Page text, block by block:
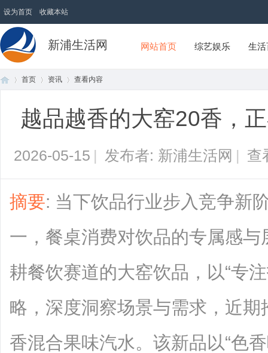
设为首页 收藏本站
新浦生活网 网站首页 综艺娱乐 生
首页
›
资讯
›
查看内容
越品越香的大窑20香，
2026-05-15 | 发布者: 新浦生活网 | 查
摘要: 当下饮品行业步入竞争新
一，餐桌消费对饮品的专属感
耕餐饮赛道的大窑饮品，以“专
略，深度洞察场景与需求，近
香混合果味汽水。该新品以“色